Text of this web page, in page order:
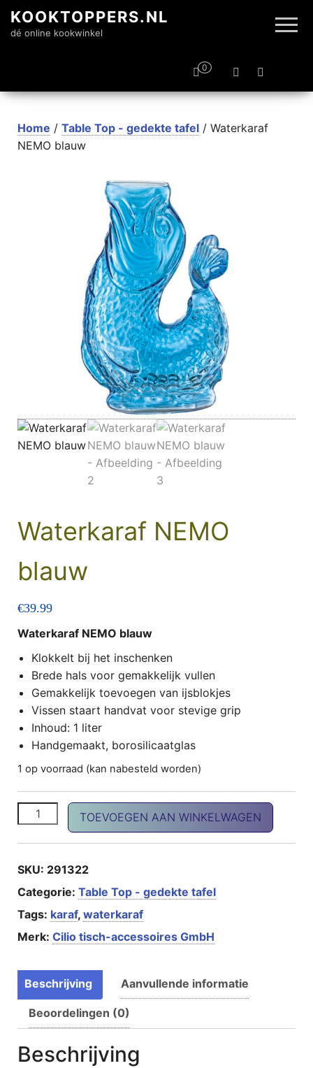
KOOKTOPPERS.NL
dé online kookwinkel
0
Home / Table Top - gedekte tafel / Waterkaraf
NEMO blauw
Waterkaraf NEMO
blauw
€39.99
Waterkaraf NEMO blauw
Klokkelt bij het inschenken
Brede hals voor gemakkelijk vullen
Gemakkelijk toevoegen van ijsblokjes
Vissen staart handvat voor stevige grip
Inhoud: 1 liter
Handgemaakt, borosilicaatglas
1 op voorraad (kan nabesteld worden)
Waterkaraf NEMO blauw aantal
TOEVOEGEN AAN WINKELWAGEN
SKU: 291322
Categorie: Table Top - gedekte tafel
Tags: karaf, waterkaraf
Merk: Cilio tisch-accessoires GmbH
Beschrijving Aanvullende informatie
Beoordelingen (0)
Beschrijving